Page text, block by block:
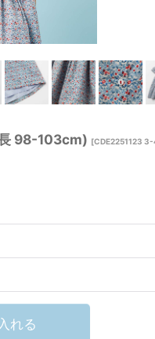
長 98-103cm) [CDE2251123
れる